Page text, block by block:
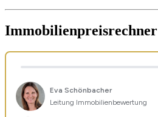
Immobilienpreisrechner